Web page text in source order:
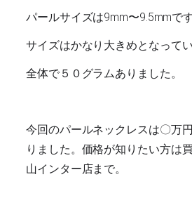
パールサイズは9mm〜9.5mmです
サイズはかなり大きめとなってい
全体で５０グラムありました。
今回のパールネックレスは〇万
りました。価格が知りたい方
山インター店まで。